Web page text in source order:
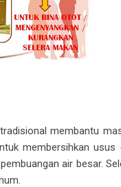
membantu
membersihkan usus
air besar.